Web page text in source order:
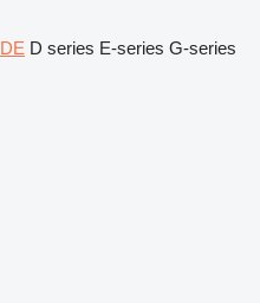
DE D series E-series G-series